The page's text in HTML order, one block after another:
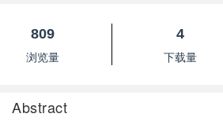
809
浏览量
4
下载量
Abstract